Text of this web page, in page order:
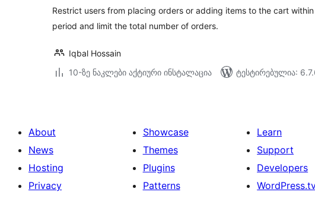
Restrict users from placing orders or adding items to the cart
period and limit the total number of orders.
Iqbal Hossain
10-ზე ნაკლები აქტიური ინსტალაცია
ტესტირებულია:
About
News
Hosting
Privacy
Showcase
Themes
Plugins
Patterns
Learn
Support
Developers